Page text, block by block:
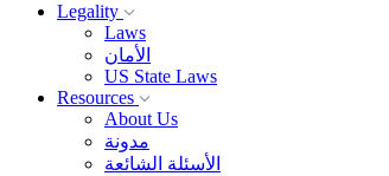
Legality
Laws
الأمان
US State Laws
Resources
About Us
مدونة
الأسئلة الشائعة